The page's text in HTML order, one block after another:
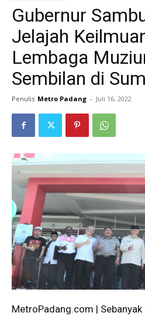
Gubernur
Jelajah
Lembaga
Sembilan di
Penulis Metro Padang - Juli 16, 2022
MetroPadang.com |